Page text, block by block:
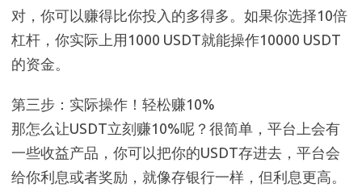
对，你可以赚得比你投入的多得多。如果你选择10倍
杠杆，你实际上用1000 USDT就能操作10000 USDT
的资金。
第三步：实际操作！轻松赚10%
那怎么让USDT立刻赚10%呢？很简单，平台上会有
一些收益产品，你可以把你的USDT存进去，平台会
给你利息或者奖励，就像存银行一样，但利息更高。